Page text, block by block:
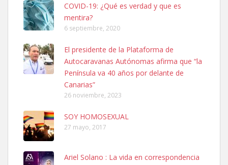
SHIBA PERDIDO AVDA JOSE MESA Y LOPEZ
PERRO MACHO RAZA SHIBA CON MICROCHIP PERDIDO HOY
06/07/2025 ZONA MESA Y LOPEZ. ES MUY ASUSTADIZO
Leales.org » Gran Canaria
6.7.2025
Ninfa perdida
COVID-19: ¿Qué es verdad y que es
mentira?
6 septiembre, 2020
El presidente de la Plataforma de
Autocaravanas Autónomas afirma que “la
Península va 40 años por delante de
Canarias”
26 noviembre, 2023
SOY HOMOSEXUAL
27 mayo, 2017
Ariel Solano : La vida en correspondencia